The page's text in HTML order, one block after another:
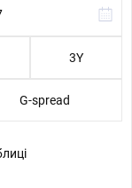
3Y
G-spread